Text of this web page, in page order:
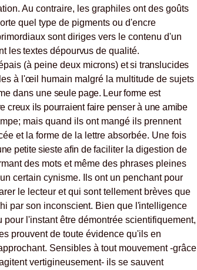
Au contraire, les graphiles ont des goûts
quel type de pigments ou d'encre
sont diriges vers le contenu d'un
les textes dépourvus de qualité.
(à peine deux microns) et si translucides
à l'œil humain malgré la multitude de sujets
dans une seule page. Leur forme est
creux ils pourraient faire penser à une amibe
mais quand ils ont mangé ils prennent
et la forme de la lettre absorbée. Une fois
petite sieste afin defaciliter la digestion de
des mots et même des phrases pleines
certain cynisme. Ils ont un penchant pour
le lecteur et qui sont tellement brèves que
par son inconscient. Bien que l'intelligence
pour l'instant être démontrée scientifiquement,
prouvent de toute évidence qu'ils en
Sensibles à tout mouvement -grâce
vertigineusement- ils se sauvent